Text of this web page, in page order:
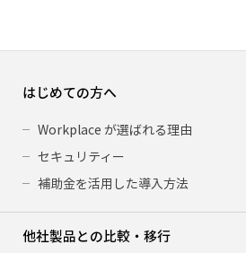
はじめての方へ
Workplace が選ばれる理由
セキュリティー
補助金を活用した導入方法
他社製品との比較・移行